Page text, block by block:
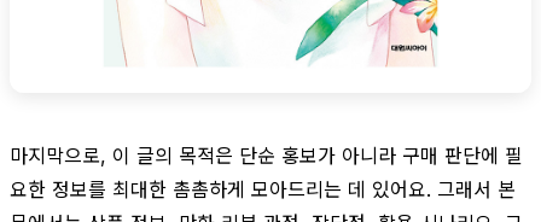
마지막으로, 이 글의 목적은 단순 홍보가 아니라 구매 판단에 필
요한 정보를 최대한 촘촘하게 모아드리는 데 있어요. 그래서 본